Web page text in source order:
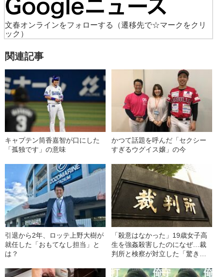
文春オンラインをフォローする
（遷移先で☆マークをクリ
ック）
関連記事
キャプテン筒香嘉智が口にした
「孤独です」の意味
かつて話題を呼んだ「セクシー
すぎるウグイス嬢」の今
引退から2年、ロッテ上野大樹が
就任した「おもてなし担当」と
は？
「殺意はなかった」19歳女子高
生を強姦殺害したのになぜ…裁
判所と検察が対立した「驚きの